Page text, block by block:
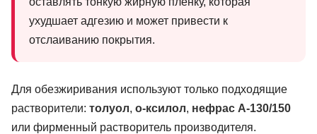
ухудшает адгезию и может привести к
отслаиванию покрытия.
Для обезжиривания используют только подходящие
растворители: толуол, о-ксилол, нефрас А-130/150
или фирменный растворитель производителя.